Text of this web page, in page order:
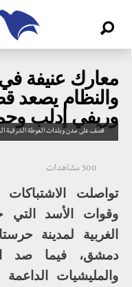
معارك عنيفة
والنظام يصعد
وريفي إدلب
قصف على مدن وبلدات الغوطة الشرقية
500 مشاهدات
تواصلت الاشتباكات
وقوات الأسد التي
الغربية لمدينة
دمشق، فيما صد
والمليشيات